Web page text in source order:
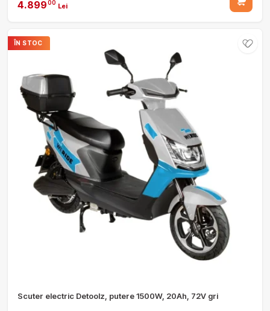
4.89900 Lei
ÎN STOC
Scuter electric Detoolz, putere 1500W, 20Ah, 72V gri